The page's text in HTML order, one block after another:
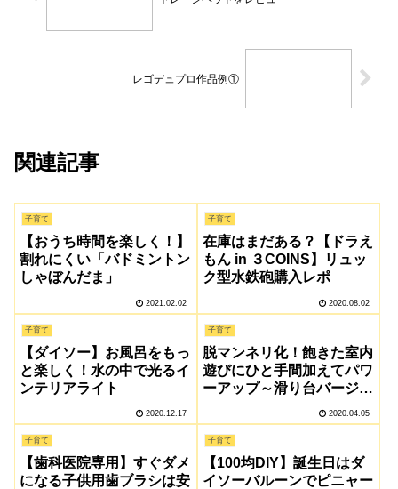
レゴデュプロ作品例①
関連記事
子育て
【おうち時間を楽しく！】
割れにくい「バドミントン
しゃぼんだま」
2021.02.02
子育て
在庫はまだある？【ドラえ
もん in ３COINS】リュッ
ク型水鉄砲購入レポ
2020.08.02
子育て
【ダイソー】お風呂をもっ
と楽しく！水の中で光るイ
ンテリアライト
2020.12.17
子育て
脱マンネリ化！飽きた室内
遊びにひと手間加えてパワ
ーアップ～滑り台バージョ
2020.04.05
子育て
【歯科医院専用】すぐダメ
になる子供用歯ブラシは安
子育て
【100均DIY】誕生日はダ
イソーバルーンでピニャー